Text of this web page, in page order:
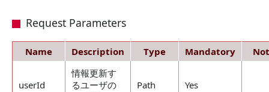
Request Parameters
Name Description Type Mandatory
userId
情報更新す
るユーザの
Path Yes